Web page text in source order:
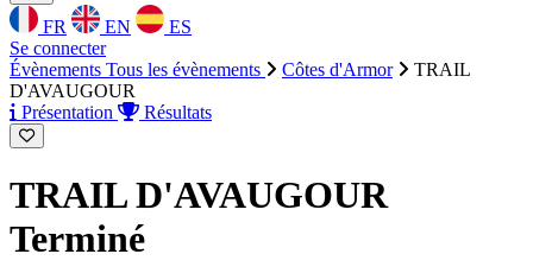
FR EN
ES
Se connecter
Évènements Tous les évènements Côtes d'Armor
TRAIL
D'AVAUGOUR
Présentation
Résultats
TRAIL D'AVAUGOUR
Terminé